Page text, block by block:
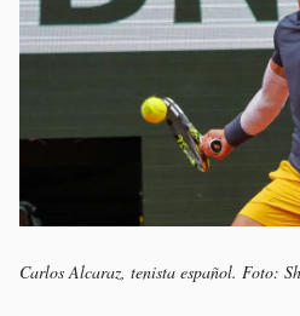
Carlos Alcaraz, tenista español. Foto: